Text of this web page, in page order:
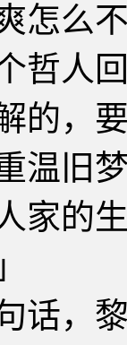
怎么
人回
的，
温旧
家的
，黎